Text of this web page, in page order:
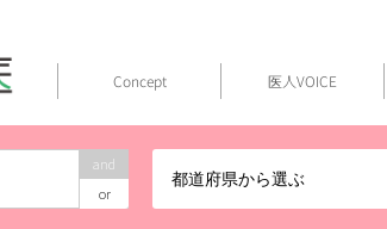
and
or
都道府県から選ぶ
Concept 医人VOICE